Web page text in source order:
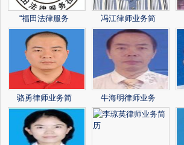
“福田法律服务 冯江律师业务简
骆勇律师业务简 牛海明律师业务